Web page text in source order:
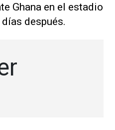
Ghana en el estadio
después.